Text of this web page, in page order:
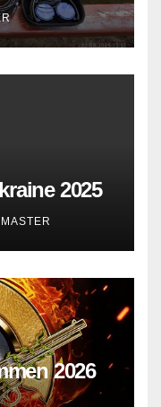
2025
2026